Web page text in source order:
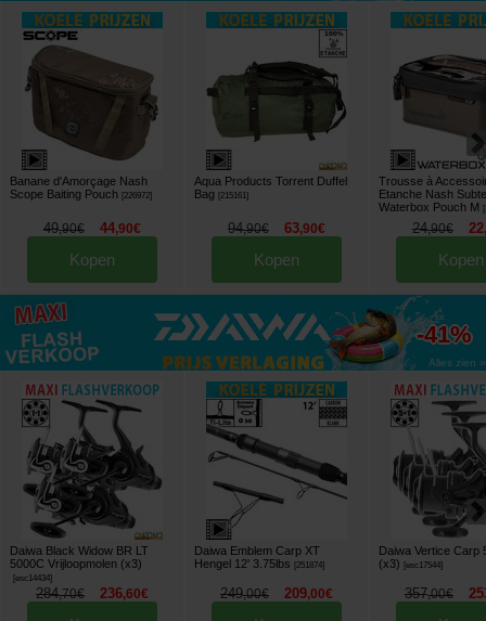
Banane d'Amorçage Nash
Scope Baiting Pouch [226972]
49,90€ 44,90€
Kopen
Aqua Products Torrent Duffel
Bag [215161]
94,90€ 63,90€
Kopen
Trousse à
Etanche Nash
Waterbox Pouch M
[
24,90€ 22
Kopen
tot
-41%
Alles zien »
Daiwa Black Widow BR LT
5000C Vrijloopmolen (x3)
[esc14434]
284,70€ 236,60€
Daiwa Emblem Carp XT
Hengel 12' 3.75lbs
[251874]
249,00€ 209,00€
Daiwa Vertice Carp
(x3)
[esc17544]
357,00€